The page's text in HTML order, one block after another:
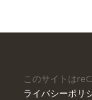
このサイトは
ライバシーポリ